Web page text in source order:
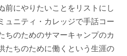
前にやりたいことをリストにし
ュニティ・カレッジで手話コー
ちのためのサマーキャンプのカ
たちのために働くという生涯の